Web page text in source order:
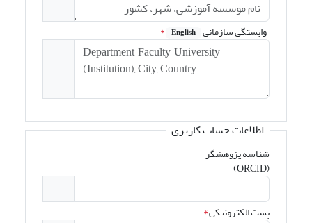
وابستگی سازمانی English
*
اطلاعات حساب کاربری
شناسه پژوهشگر
(ORCID)
پست الکترونیکی*